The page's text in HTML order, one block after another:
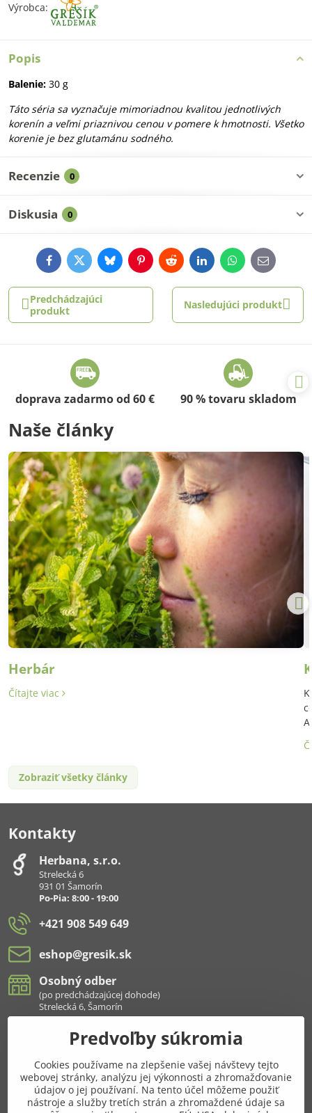
Výrobca:
Popis
Balenie: 30 g
Táto séria sa vyznačuje mimoriadnou kvalitou jednotlivých
korenín a veľmi priaznivou cenou v pomere k hmotnosti. Všetko
korenie je bez glutamánu sodného.
Recenzie 0
Diskusia 0
FacebookTwitterBlueskyPinterestRedditLinkedInWhatsApp
E-
mail
Predchádzajúci
produkt
Nasledujúci produkt
doprava zadarmo od 60 € 90 % tovaru skladom
Naše články
Herbár
Čítajte viac
Zobraziť všetky články
Kontakty
Herbana, s​.r​.o​.
Strelecká 6
931 01 Šamorín
Po-Pia: 8:00 - 19:00
+421 908 549 649
eshop​@gresik​.sk
Osobný odber
(po predchádzajúcej dohode)
Strelecká 6, Šamorín
Všetko k nákupu
Pridajte sa k nám aj na sieťach
Facebook Instagram
Predvoľby súkromia
Cookies používame na zlepšenie vašej návštevy tejto
webovej stránky, analýzu jej výkonnosti a zhromažďovanie
údajov o jej používaní. Na tento účel môžeme použiť
nástroje a služby tretích strán a zhromaždené údaje sa